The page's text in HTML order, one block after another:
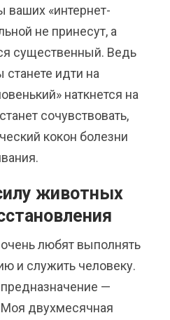
«интернет-
не принесут, а
существенный. Ведь
станете идти на
наткнется на
сочувствовать,
кокон болезни
животных
любят выполнять
и служить человеку.
—
двухмесячная